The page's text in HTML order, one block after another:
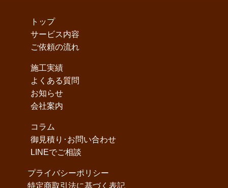
トップ
サービス内容
ご依頼の流れ
施工実績
よくある質問
お知らせ
会社案内
コラム
御見積り･お問い合わせ
LINEでご相談
プライバシーポリシー
特定商取引法に基づく表記